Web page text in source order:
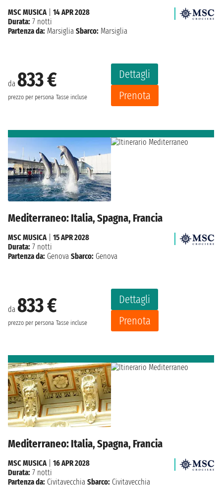
da 833 €
prezzo per persona Tasse incluse
Dettagli
Prenota
MSC MUSICA| 14 APR 2028
Durata: 7 notti
Partenza da: Marsiglia Sbarco: Marsiglia
Mediterraneo: Italia, Spagna, Francia
da 833 €
prezzo per persona Tasse incluse
Dettagli
Prenota
MSC MUSICA| 15 APR 2028
Durata: 7 notti
Partenza da: Genova Sbarco: Genova
Mediterraneo: Italia, Spagna, Francia
MSC MUSICA| 16 APR 2028
Durata: 7 notti
Partenza da: Civitavecchia Sbarco: Civitavecchia